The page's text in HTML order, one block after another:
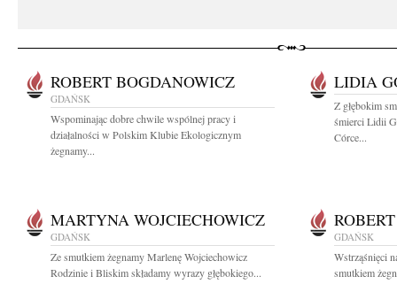
ROBERT BOGDANOWICZ
GDAŃSK
Wspominając dobre chwile wspólnej pracy i
działalności w Polskim Klubie Ekologicznym
żegnamy...
LIDIA
Z głębokim
śmierci Lidii
Córce...
MARTYNA WOJCIECHOWICZ
GDAŃSK
Ze smutkiem żegnamy Marlenę Wojciechowicz
Rodzinie i Bliskim składamy wyrazy głębokiego...
GDAŃSK
Wstrząśnięci
smutkiem